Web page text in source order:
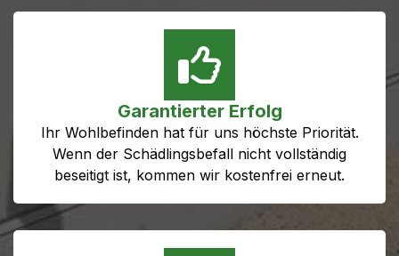
Garantierter Erfolg
Ihr Wohlbefinden hat für uns höchste Priorität.
Wenn der Schädlingsbefall nicht vollständig
beseitigt ist, kommen wir kostenfrei erneut.